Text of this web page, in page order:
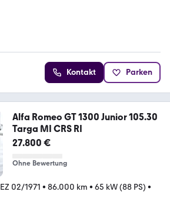
Kontakt Parken
Alfa Romeo GT 1300 Junior 105.30
Targa MI CRS RI
27.800 €
Ohne Bewertung
EZ 02/1971 • 86.000 km • 65 kW (88 PS) •